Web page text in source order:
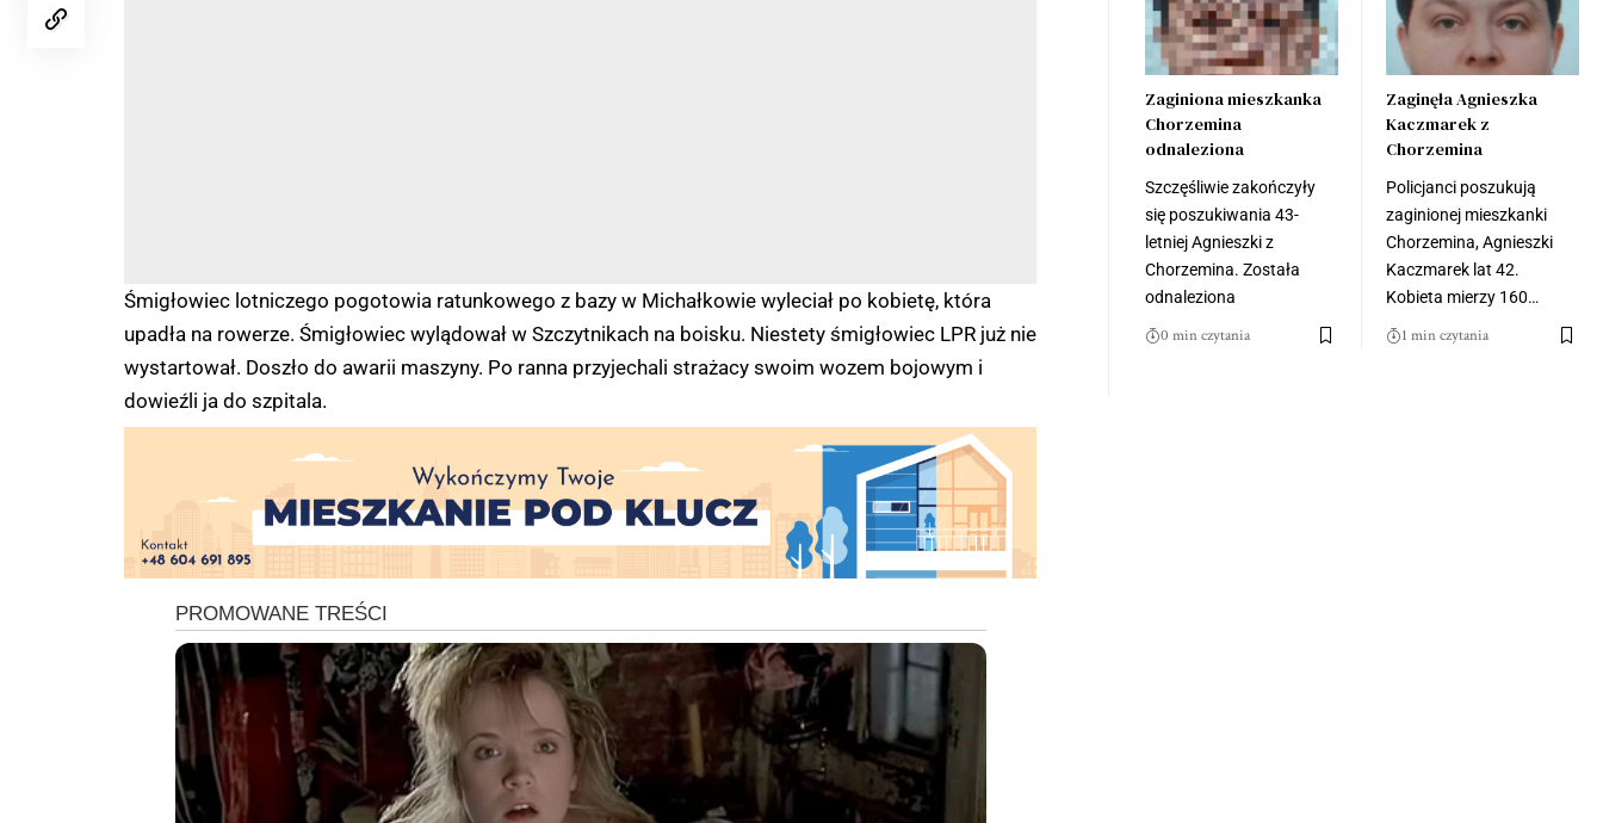
Śmigłowiec lotniczego pogotowia ratunkowego z bazy w Michałkowie wyleciał po kobietę, która
upadła na rowerze. Śmigłowiec wylądował w Szczytnikach na boisku. Niestety śmigłowiec LPR już nie
wystartował. Doszło do awarii maszyny. Po ranna przyjechali strażacy swoim wozem bojowym i
dowieźli ja do szpitala.
Zaginiona mieszkanka
Chorzemina
odnaleziona
Szczęśliwie zakończyły
się poszukiwania 43-
letniej Agnieszki z
Chorzemina. Została
odnaleziona
0 min czytania
Zaginęła Agnieszka
Kaczmarek z
Chorzemina
Policjanci poszukują
zaginionej mieszkanki
Chorzemina, Agnieszki
Kaczmarek lat 42.
Kobieta mierzy 160…
1 min czytania